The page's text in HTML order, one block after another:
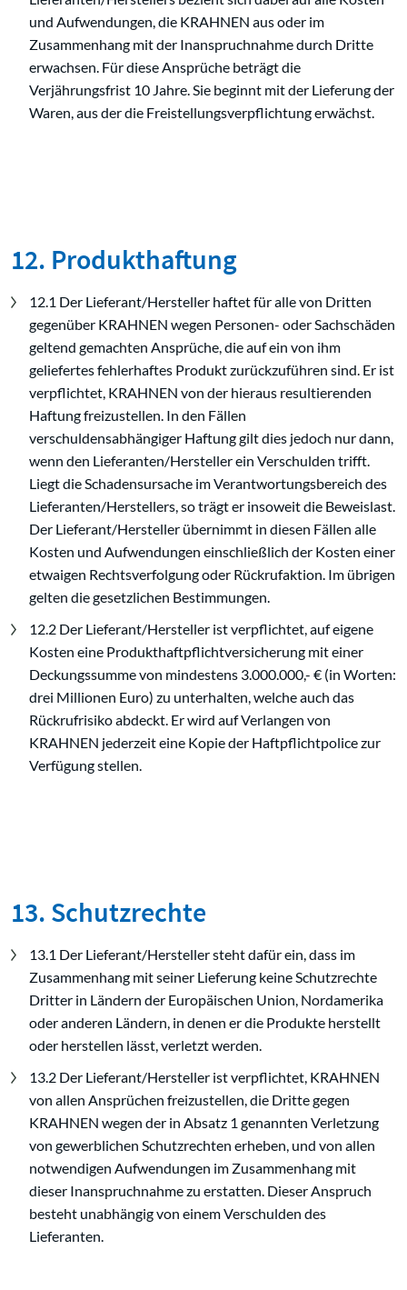
und Aufwendungen, die KRAHNEN aus oder im
Zusammenhang mit der Inanspruchnahme durch Dritte
erwachsen. Für diese Ansprüche beträgt die
Verjährungsfrist 10 Jahre. Sie beginnt mit der Lieferung der
Waren, aus der die Freistellungsverpflichtung erwächst.
12. Produkthaftung
12.1 Der Lieferant/Hersteller haftet für alle von Dritten
gegenüber KRAHNEN wegen Personen- oder Sachschäden
geltend gemachten Ansprüche, die auf ein von ihm
geliefertes fehlerhaftes Produkt zurückzuführen sind. Er ist
verpflichtet, KRAHNEN von der hieraus resultierenden
Haftung freizustellen. In den Fällen
verschuldensabhängiger Haftung gilt dies jedoch nur dann,
wenn den Lieferanten/Hersteller ein Verschulden trifft.
Liegt die Schadensursache im Verantwortungsbereich des
Lieferanten/Herstellers, so trägt er insoweit die Beweislast.
Der Lieferant/Hersteller übernimmt in diesen Fällen alle
Kosten und Aufwendungen einschließlich der Kosten einer
etwaigen Rechtsverfolgung oder Rückrufaktion. Im übrigen
gelten die gesetzlichen Bestimmungen.
12.2 Der Lieferant/Hersteller ist verpflichtet, auf eigene
Kosten eine Produkthaftpflichtversicherung mit einer
Deckungssumme von mindestens 3.000.000,- € (in Worten:
drei Millionen Euro) zu unterhalten, welche auch das
Rückrufrisiko abdeckt. Er wird auf Verlangen von
KRAHNEN jederzeit eine Kopie der Haftpflichtpolice zur
Verfügung stellen.
13. Schutzrechte
13.1 Der Lieferant/Hersteller steht dafür ein, dass im
Zusammenhang mit seiner Lieferung keine Schutzrechte
Dritter in Ländern der Europäischen Union, Nordamerika
oder anderen Ländern, in denen er die Produkte herstellt
oder herstellen lässt, verletzt werden.
13.2 Der Lieferant/Hersteller ist verpflichtet, KRAHNEN
von allen Ansprüchen freizustellen, die Dritte gegen
KRAHNEN wegen der in Absatz 1 genannten Verletzung
von gewerblichen Schutzrechten erheben, und von allen
notwendigen Aufwendungen im Zusammenhang mit
dieser Inanspruchnahme zu erstatten. Dieser Anspruch
besteht unabhängig von einem Verschulden des
Lieferanten.